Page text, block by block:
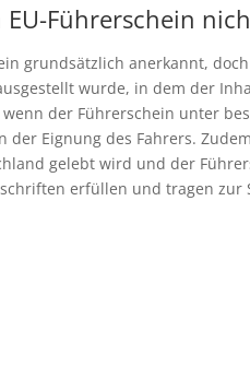
Führerschein
grundsätzlich anerkannt,
wurde, in dem der
der Führerschein unter
der Eignung des Fahrers.
gelebt wird und der
erfüllen und tragen zur